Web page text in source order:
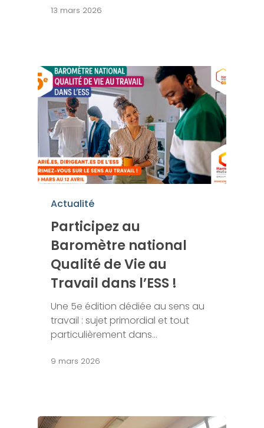
13 mars 2026
Actualité
Participez au
Baromètre national
Qualité de Vie au
Travail dans l’ESS !
Une 5e édition dédiée au sens au
travail : sujet primordial et tout
particulièrement dans…
9 mars 2026